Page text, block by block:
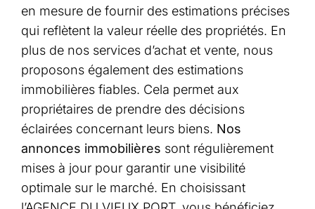
en mesure de fournir des estimations précises
qui reflètent la valeur réelle des propriétés. En
plus de nos services d’achat et vente, nous
proposons également des estimations
immobilières fiables. Cela permet aux
propriétaires de prendre des décisions
éclairées concernant leurs biens. Nos
annonces immobilières sont régulièrement
mises à jour pour garantir une visibilité
optimale sur le marché. En choisissant